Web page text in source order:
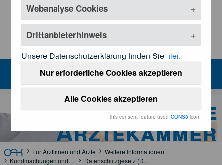
Webanalyse Cookies
Drittanbieterhinweis
Unsere Datenschutzerklärung finden Sie hier.
Nur erforderliche Cookies akzeptieren
Alle Cookies akzeptieren
This consent feature uses ICONS8 icon.
Kundmachungen und
MENU
Österreichische
Ärztekammer
Für Ärztinnen und Ärzte
Weitere Informationen
Kundmachungen und Rechtsgrundlagen
Datenschutzgesetz (DSG)